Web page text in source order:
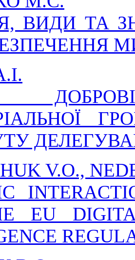
ВИДИ ТА
V.O.,
EU